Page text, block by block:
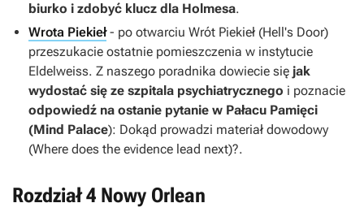
biurko i zdobyć klucz dla Holmesa.
Wrota Piekieł- po otwarciu Wrót Piekieł (Hell's Door)
przeszukacie ostatnie pomieszczenia w instytucie
Eldelweiss. Z naszego poradnika dowiecie się jak
wydostać się ze szpitala psychiatrycznego i poznacie
odpowiedź na ostanie pytanie w Pałacu Pamięci
(Mind Palace): Dokąd prowadzi materiał dowodowy
(Where does the evidence lead next)?.
Rozdział 4 Nowy Orlean